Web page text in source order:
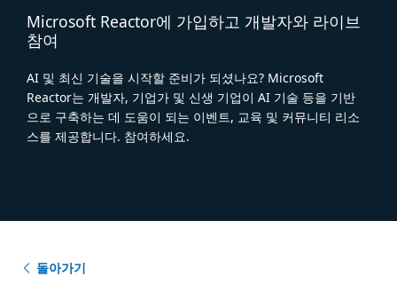
Microsoft Reactor에 가입하고 개발자와 라이브
참여
AI 및 최신 기술을 시작할 준비가 되셨나요? Microsoft
Reactor는 개발자, 기업가 및 신생 기업이 AI 기술 등을 기반
으로 구축하는 데 도움이 되는 이벤트, 교육 및 커뮤니티 리소
스를 제공합니다. 참여하세요.
돌아가기